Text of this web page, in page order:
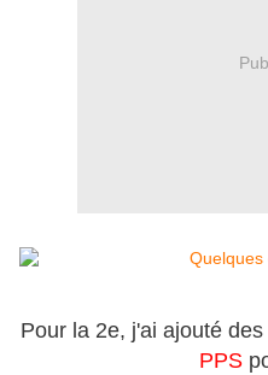
Pour la 2e, j'ai ajouté des
PPS